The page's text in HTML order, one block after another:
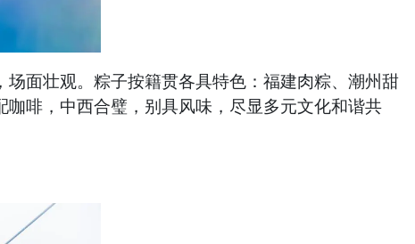
面壮观。粽子按籍贯各具特色：福建肉粽、潮州甜
啡，中西合璧，别具风味，尽显多元文化和谐共